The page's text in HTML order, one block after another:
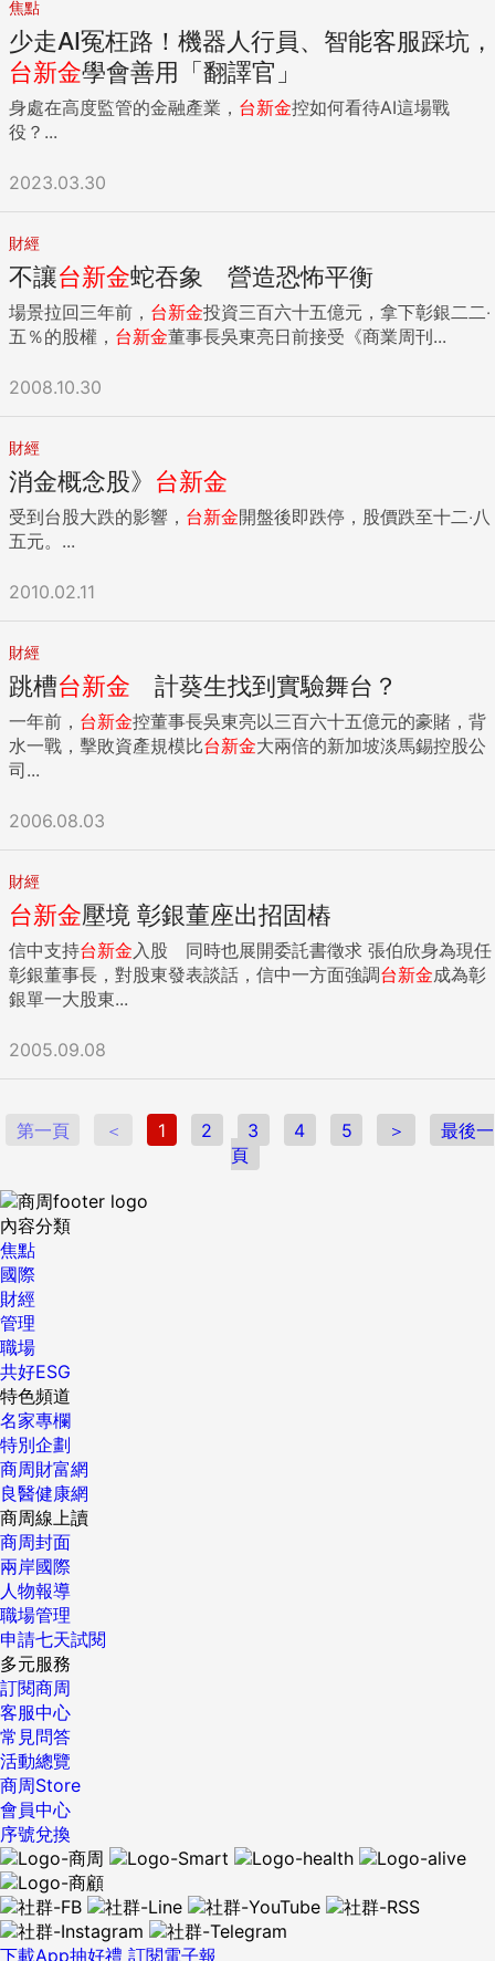
焦點
少走AI冤枉路！機器人行員、智能客服踩坑，
台新金學會善用「翻譯官」
身處在高度監管的金融產業， 台新金控如何看待AI這場戰
役？...
2023.03.30
財經
不讓台新金蛇吞象 營造恐怖平衡
場景拉回三年前， 台新金投資三百六十五億元，拿下彰銀二二‧
五％的股權， 台新金董事長吳東亮日前接受《商業周刊...
2008.10.30
財經
消金概念股》 台新金
受到台股大跌的影響， 台新金開盤後即跌停，股價跌至十二‧八
五元。...
2010.02.11
財經
跳槽台新金 計葵生找到實驗舞台？
一年前， 台新金控董事長吳東亮以三百六十五億元的豪賭，背
水一戰，擊敗資產規模比台新金大兩倍的新加坡淡馬錫控股公
司...
2006.08.03
財經
台新金壓境 彰銀董座出招固樁
信中支持台新金 入股 同時也展開委託書徵求 張伯欣身為現任
彰銀董事長，對股東發表談話，信中一方面強調台新金成為彰
銀單一大股東...
2005.09.08
第一頁 ＜ 1 2 3 4 5 ＞
最後一
頁
內容分類
焦點
國際
財經
管理
職場
共好ESG
特色頻道
名家專欄
特別企劃
商周財富網
良醫健康網
商周線上讀
商周封面
兩岸國際
人物報導
職場管理
申請七天試閱
多元服務
訂閱商周
客服中心
常見問答
活動總覽
商周Store
會員中心
序號兌換
下載App抽好禮 訂閱電子報